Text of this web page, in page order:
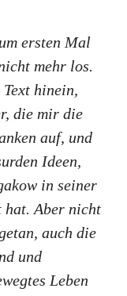
ersten Mal
mehr los.
hinein,
die mir die
auf, und
Ideen,
in seiner
hat. Aber nicht
auch die
und
Leben